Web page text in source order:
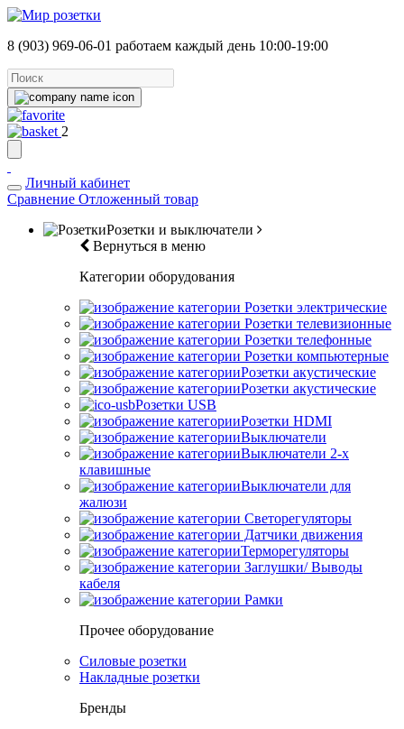
8 (903) 969-06-01 работаем каждый день 10:00-19:00
2
Личный кабинет
Сравнение Отложенный товар
Розетки и выключатели
Вернуться в меню
Категории оборудования
Розетки электрические
Розетки телевизионные
Розетки телефонные
Розетки компьютерные
Розетки акустические
Розетки акустические
Розетки USB
Розетки HDMI
Выключатели
Выключатели 2-х
клавишные
Выключатели для
жалюзи
Светорегуляторы
Датчики движения
Терморегуляторы
Заглушки/ Выводы
кабеля
Рамки
Прочее оборудование
Силовые розетки
Накладные розетки
Бренды